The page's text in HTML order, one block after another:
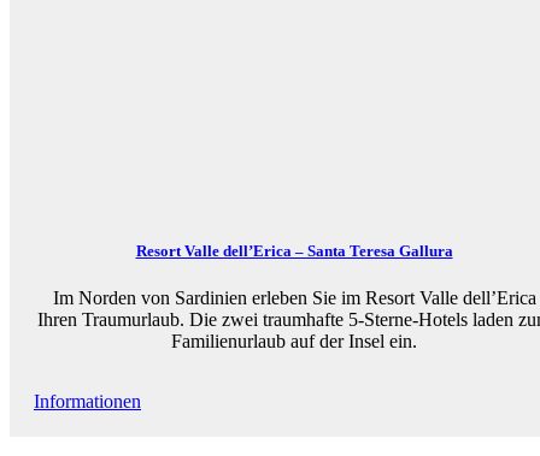
Resort Valle dell’Erica – Santa Teresa Gallura
Im Norden von Sardinien erleben Sie im Resort Valle dell’Erica
Ihren Traumurlaub. Die zwei traumhafte 5-Sterne-Hotels laden
Familienurlaub auf der Insel ein.
Informationen